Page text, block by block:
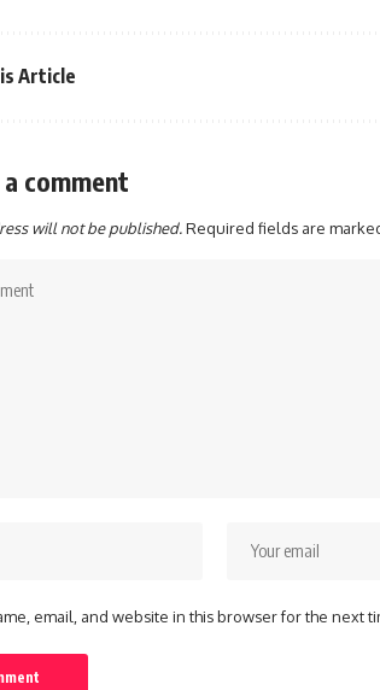
Article
comment
will not be published.Required fields are
email, and website in this browser for the next